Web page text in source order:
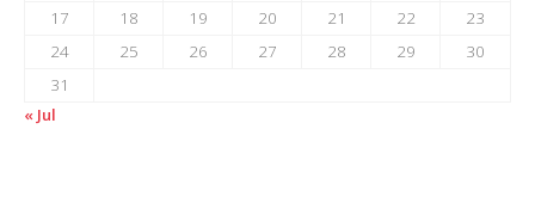
17
18 19 20 21 22
23
24
25 26 27 28 29
30
31
« Jul